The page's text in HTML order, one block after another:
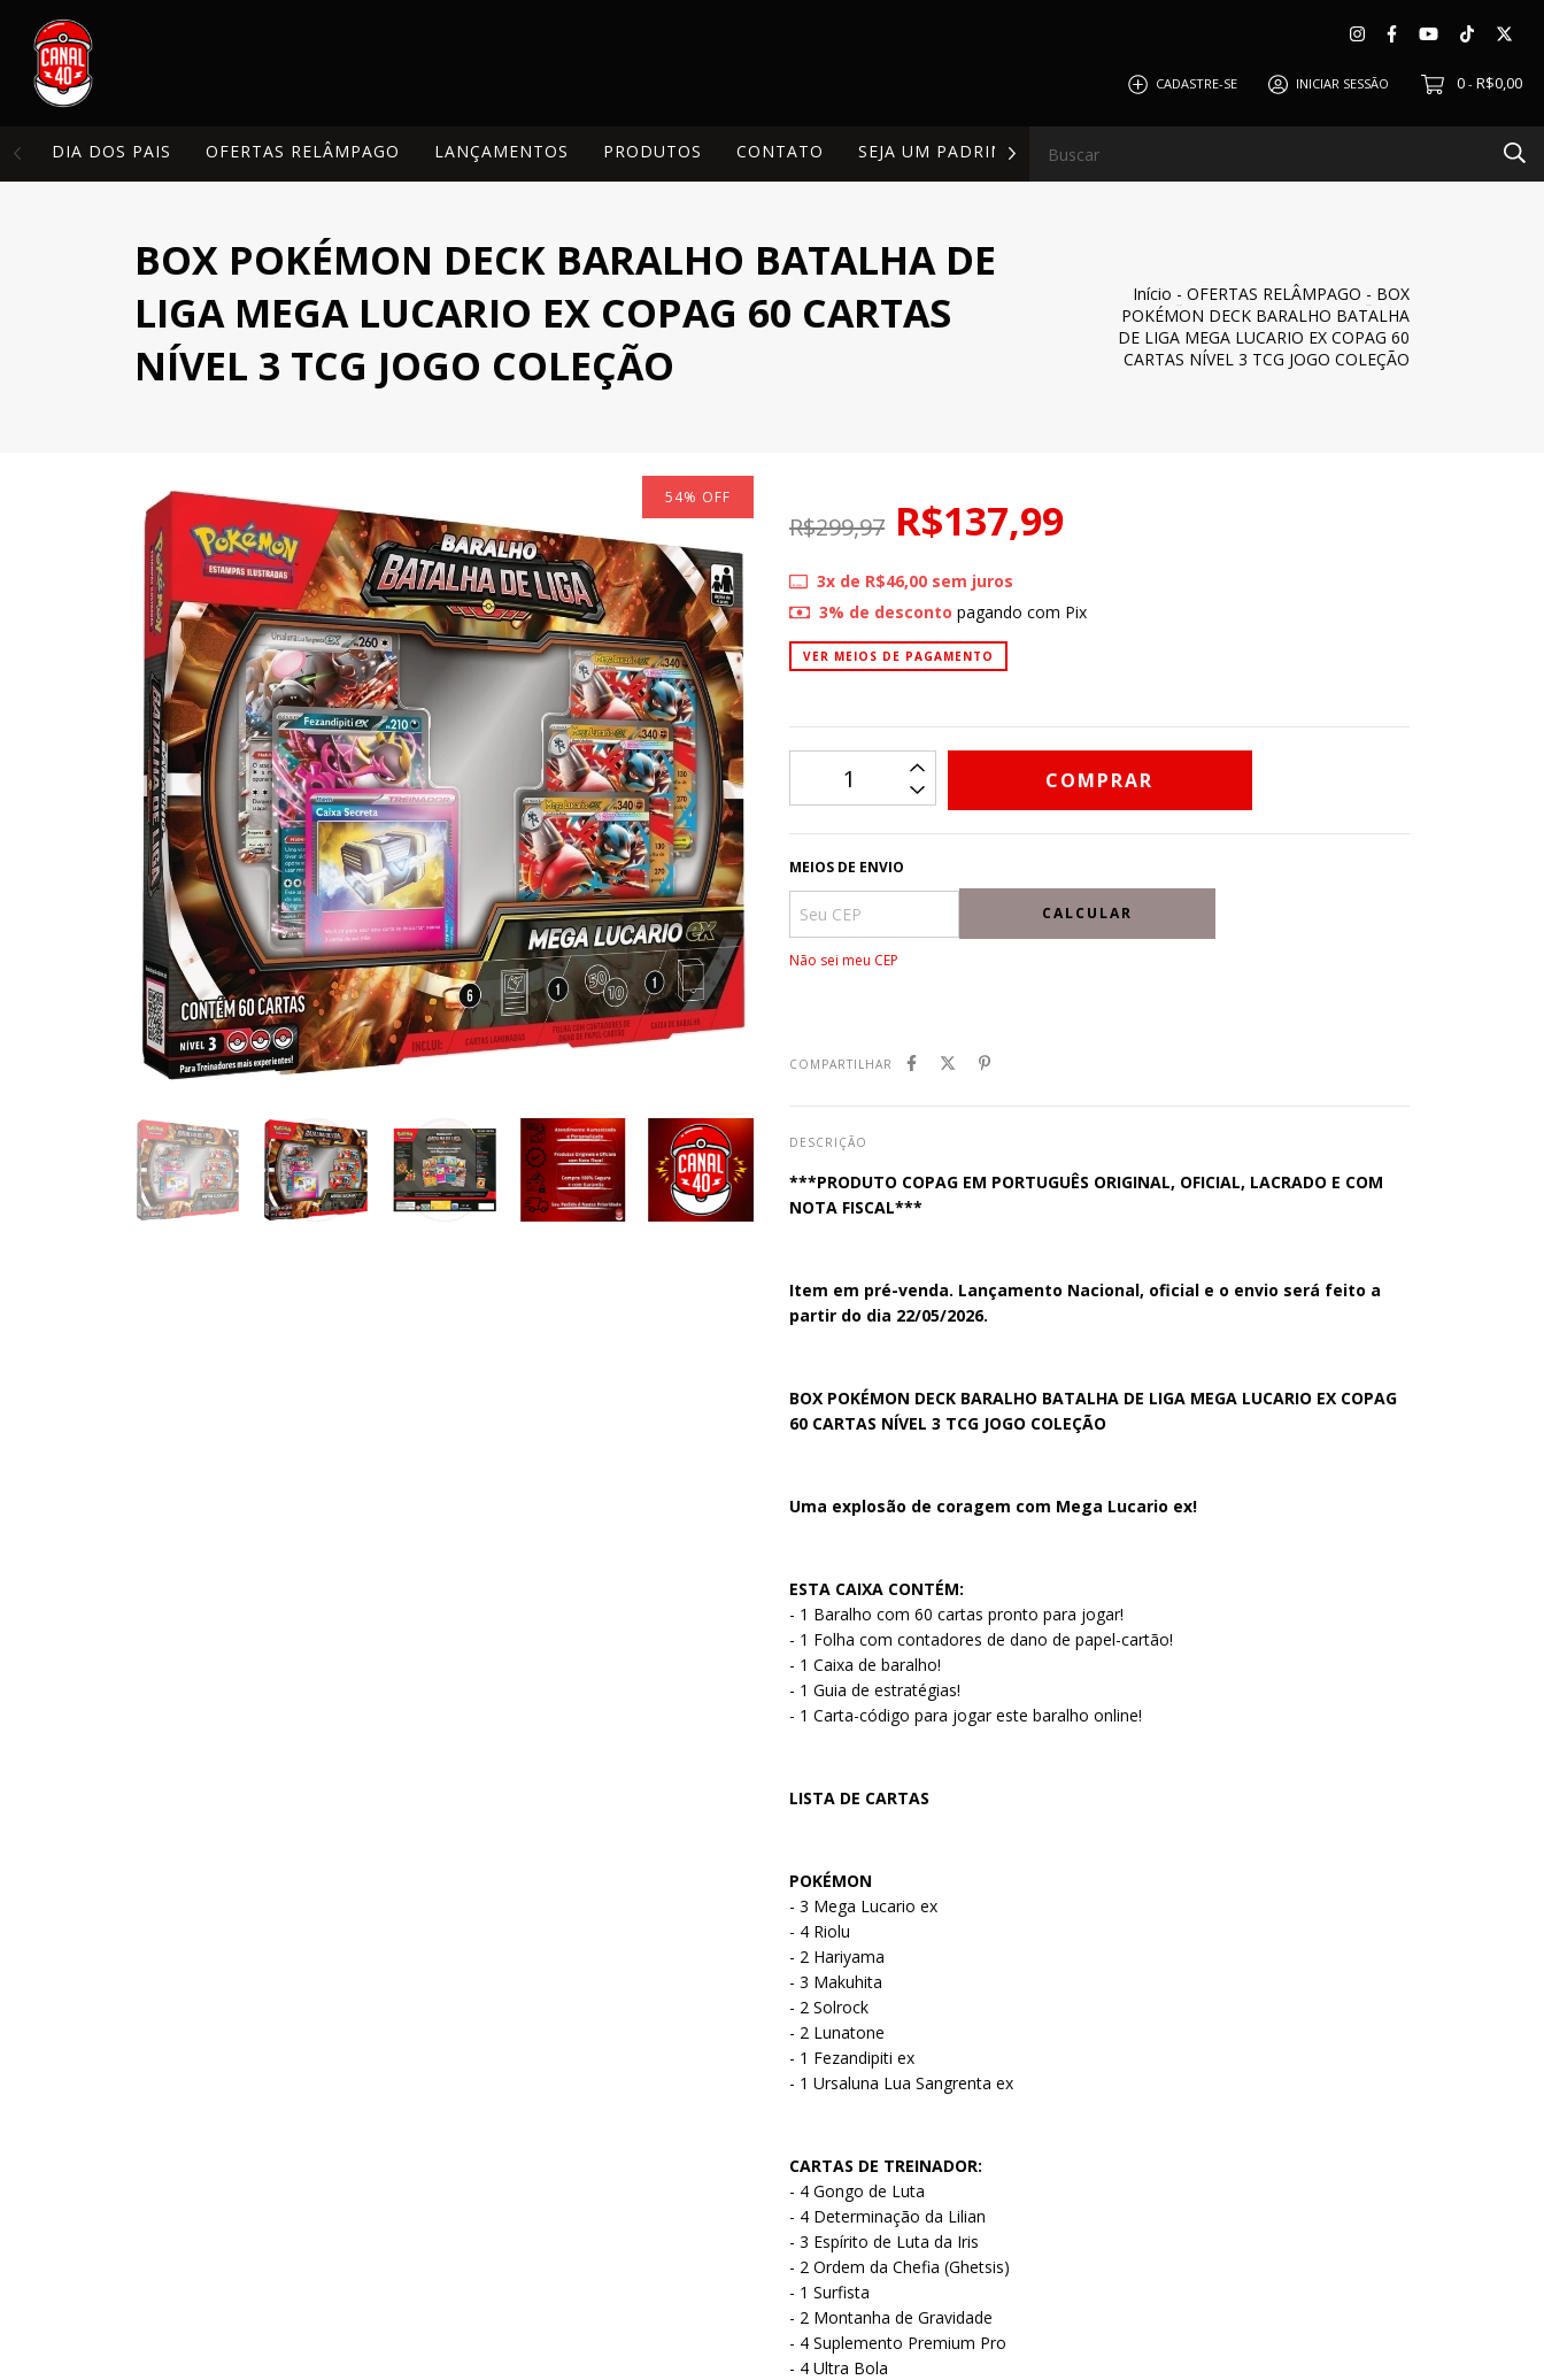
CADASTRE-SE INICIAR SESSÃO 0 - R$0,00
DIA DOS PAIS OFERTAS RELÂMPAGO LANÇAMENTOS PRODUTOS CONTATO SEJA UM PADRINHO CLIENTES POLÍTICA
BOX POKÉMON DECK BARALHO BATALHA DE
LIGA MEGA LUCARIO EX COPAG 60 CARTAS
NÍVEL 3 TCG JOGO COLEÇÃO
Início - OFERTAS RELÂMPAGO - BOX
POKÉMON DECK BARALHO BATALHA
DE LIGA MEGA LUCARIO EX COPAG 60
CARTAS NÍVEL 3 TCG JOGO COLEÇÃO
54% OFF
R$299,97 R$137,99
3x de R$46,00sem juros
3% de desconto pagando com Pix
VER MEIOS DE PAGAMENTO
MEIOS DE ENVIO
CALCULAR
Não sei meu CEP
COMPARTILHAR
DESCRIÇÃO
***PRODUTO COPAG EM PORTUGUÊS ORIGINAL, OFICIAL, LACRADO E COM
NOTA FISCAL***
Item em pré-venda. Lançamento Nacional, oficial e o envio será feito a
partir do dia 22/05/2026.
BOX POKÉMON DECK BARALHO BATALHA DE LIGA MEGA LUCARIO EX COPAG
60 CARTAS NÍVEL 3 TCG JOGO COLEÇÃO
Uma explosão de coragem com Mega Lucario ex!
ESTA CAIXA CONTÉM:
- 1 Baralho com 60 cartas pronto para jogar!
- 1 Folha com contadores de dano de papel-cartão!
- 1 Caixa de baralho!
- 1 Guia de estratégias!
- 1 Carta-código para jogar este baralho online!
LISTA DE CARTAS
POKÉMON
- 3 Mega Lucario ex
- 4 Riolu
- 2 Hariyama
- 3 Makuhita
- 2 Solrock
- 2 Lunatone
- 1 Fezandipiti ex
- 1 Ursaluna Lua Sangrenta ex
CARTAS DE TREINADOR:
- 4 Gongo de Luta
- 4 Determinação da Lilian
- 3 Espírito de Luta da Iris
- 2 Ordem da Chefia (Ghetsis)
- 1 Surfista
- 2 Montanha de Gravidade
- 4 Suplemento Premium Pro
- 4 Ultra Bola